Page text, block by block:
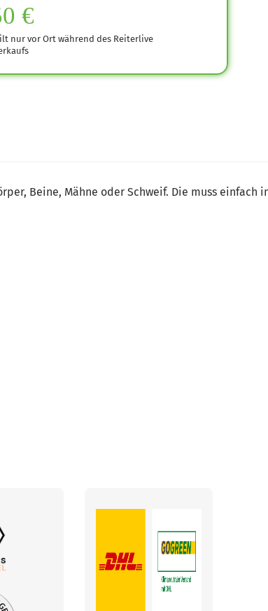
€
nur vor Ort während des Reiterlive
Beine, Mähne oder Schweif. Die muss einfach